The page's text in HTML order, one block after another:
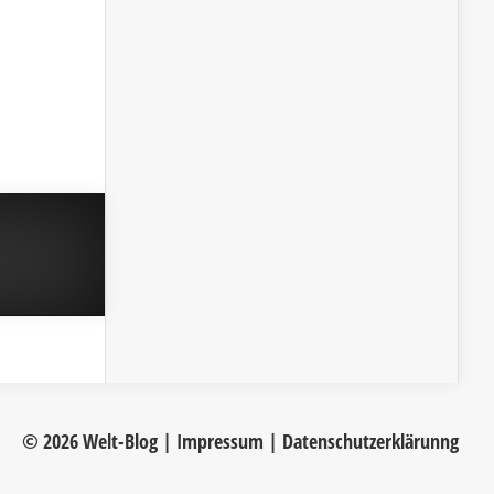
© 2026 Welt-Blog | Impressum | Datenschutzerklärunng